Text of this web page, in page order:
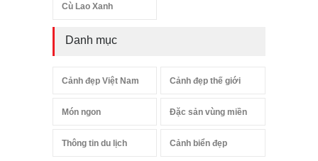
Cù Lao Xanh
Danh mục
Cảnh đẹp Việt Nam Cảnh đẹp thế giới
Món ngon Đặc sản vùng miền
Thông tin du lịch Cảnh biển đẹp